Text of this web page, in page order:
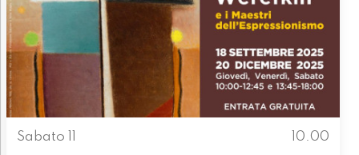
Sabato 11
10.00